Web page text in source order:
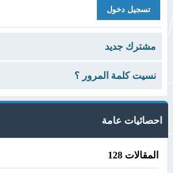
مشترك جديد
نسيت كلمة المرور ؟
احصائيات عامة
المقالات 128